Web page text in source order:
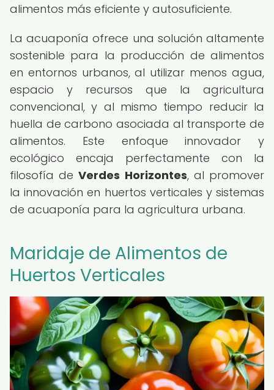
alimentos más eficiente y autosuficiente.
La acuaponía ofrece una solución altamente
sostenible para la producción de alimentos
en entornos urbanos, al utilizar menos agua,
espacio y recursos que la agricultura
convencional, y al mismo tiempo reducir la
huella de carbono asociada al transporte de
alimentos. Este enfoque innovador y
ecológico encaja perfectamente con la
filosofía deVerdes Horizontes, al promover
la innovación en huertos verticales y sistemas
de acuaponía para la agricultura urbana.
Maridaje de Alimentos de
Huertos Verticales